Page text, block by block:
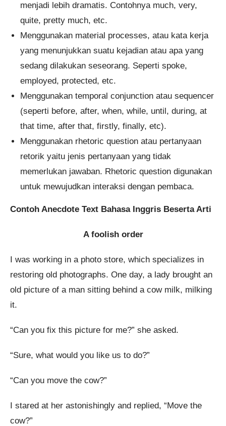
menjadi lebih dramatis. Contohnya much, very,
quite, pretty much, etc.
Menggunakan material processes, atau kata kerja
yang menunjukkan suatu kejadian atau apa yang
sedang dilakukan seseorang. Seperti spoke,
employed, protected, etc.
Menggunakan temporal conjunction atau sequencer
(seperti before, after, when, while, until, during, at
that time, after that, firstly, finally, etc).
Menggunakan rhetoric question atau pertanyaan
retorik yaitu jenis pertanyaan yang tidak
memerlukan jawaban. Rhetoric question digunakan
untuk mewujudkan interaksi dengan pembaca.
Contoh Anecdote Text Bahasa Inggris Beserta Arti
A foolish order
I was working in a photo store, which specializes in
restoring old photographs. One day, a lady brought an
old picture of a man sitting behind a cow milk, milking
it.
“Can you fix this picture for me?” she asked.
“Sure, what would you like us to do?”
“Can you move the cow?”
I stared at her astonishingly and replied, “Move the
cow?”